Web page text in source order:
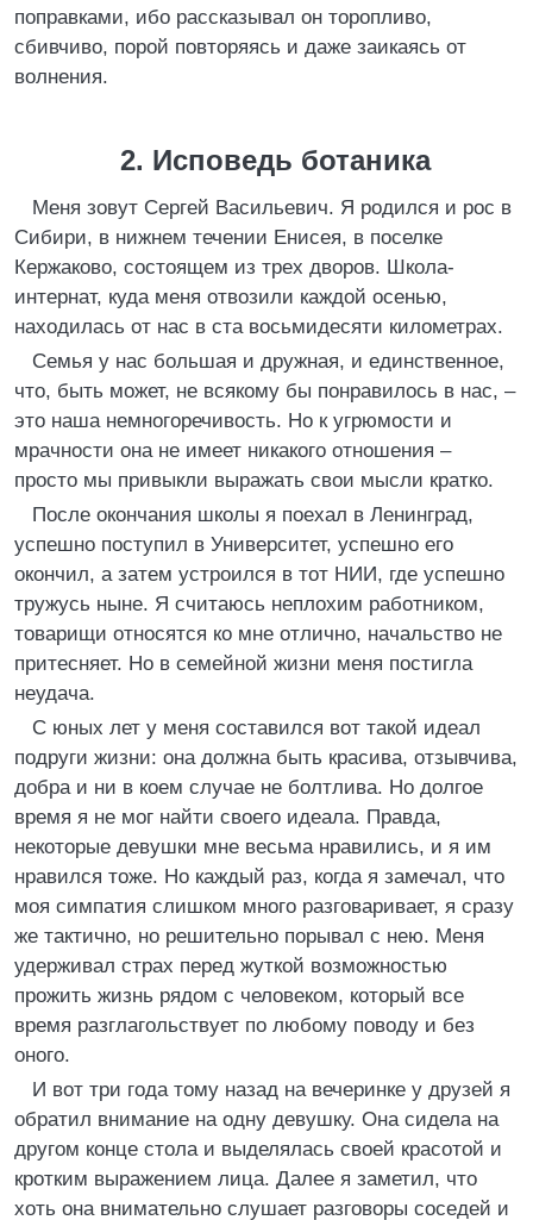
поправками, ибо рассказывал он торопливо,
сбивчиво, порой повторяясь и даже заикаясь от
волнения.
2. Исповедь ботаника
Меня зовут Сергей Васильевич. Я родился и рос в
Сибири, в нижнем течении Енисея, в поселке
Кержаково, состоящем из трех дворов. Школа-
интернат, куда меня отвозили каждой осенью,
находилась от нас в ста восьмидесяти километрах.
Семья у нас большая и дружная, и единственное,
что, быть может, не всякому бы понравилось в нас, –
это наша немногоречивость. Но к угрюмости и
мрачности она не имеет никакого отношения –
просто мы привыкли выражать свои мысли кратко.
После окончания школы я поехал в Ленинград,
успешно поступил в Университет, успешно его
окончил, а затем устроился в тот НИИ, где успешно
тружусь ныне. Я считаюсь неплохим работником,
товарищи относятся ко мне отлично, начальство не
притесняет. Но в семейной жизни меня постигла
неудача.
С юных лет у меня составился вот такой идеал
подруги жизни: она должна быть красива, отзывчива,
добра и ни в коем случае не болтлива. Но долгое
время я не мог найти своего идеала. Правда,
некоторые девушки мне весьма нравились, и я им
нравился тоже. Но каждый раз, когда я замечал, что
моя симпатия слишком много разговаривает, я сразу
же тактично, но решительно порывал с нею. Меня
удерживал страх перед жуткой возможностью
прожить жизнь рядом с человеком, который все
время разглагольствует по любому поводу и без
оного.
И вот три года тому назад на вечеринке у друзей я
обратил внимание на одну девушку. Она сидела на
другом конце стола и выделялась своей красотой и
кротким выражением лица. Далее я заметил, что
хоть она внимательно слушает разговоры соседей и